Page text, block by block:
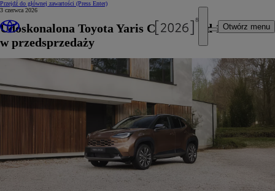
Przejdź do głównej zawartości (Press Enter)
Otwórz menu
3 czerwca 2026
Udoskonalona Toyota Yaris Cross już od 110 900 zł
w przedsprzedaży